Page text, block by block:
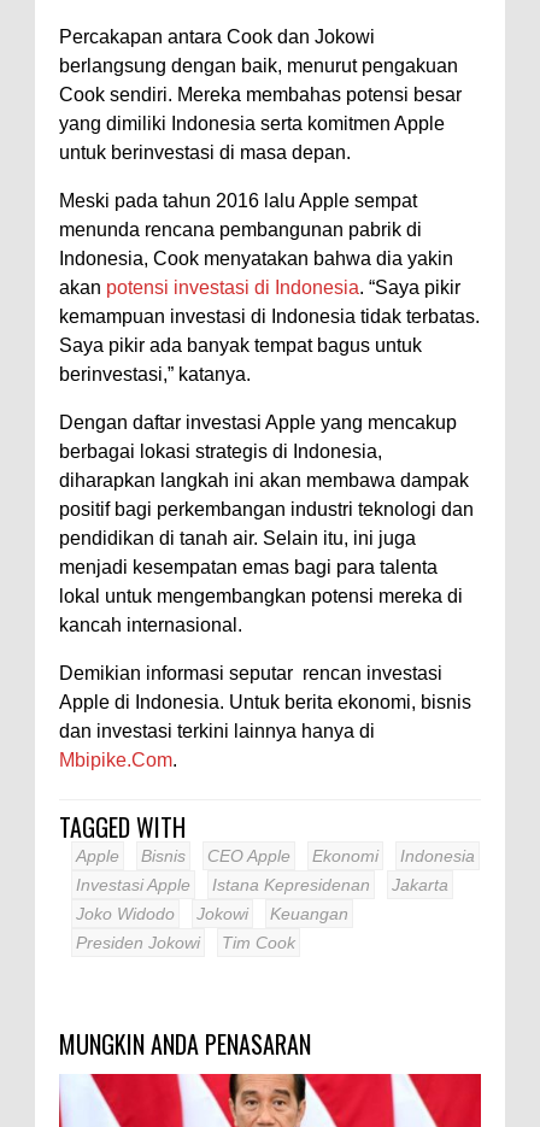
Percakapan antara Cook dan Jokowi
berlangsung dengan baik, menurut pengakuan
Cook sendiri. Mereka membahas potensi besar
yang dimiliki Indonesia serta komitmen Apple
untuk berinvestasi di masa depan.
Meski pada tahun 2016 lalu Apple sempat
menunda rencana pembangunan pabrik di
Indonesia, Cook menyatakan bahwa dia yakin
akan potensi investasi di Indonesia. “Saya pikir
kemampuan investasi di Indonesia tidak terbatas.
Saya pikir ada banyak tempat bagus untuk
berinvestasi,” katanya.
Dengan daftar investasi Apple yang mencakup
berbagai lokasi strategis di Indonesia,
diharapkan langkah ini akan membawa dampak
positif bagi perkembangan industri teknologi dan
pendidikan di tanah air. Selain itu, ini juga
menjadi kesempatan emas bagi para talenta
lokal untuk mengembangkan potensi mereka di
kancah internasional.
Demikian informasi seputar rencan investasi
Apple di Indonesia. Untuk berita ekonomi, bisnis
dan investasi terkini lainnya hanya di
Mbipike.Com.
TAGGED WITH
Apple Bisnis CEO Apple Ekonomi
Indonesia
Investasi Apple
Istana Kepresidenan
Jakarta
Joko Widodo
Jokowi
Keuangan
Presiden Jokowi
Tim Cook
MUNGKIN ANDA PENASARAN